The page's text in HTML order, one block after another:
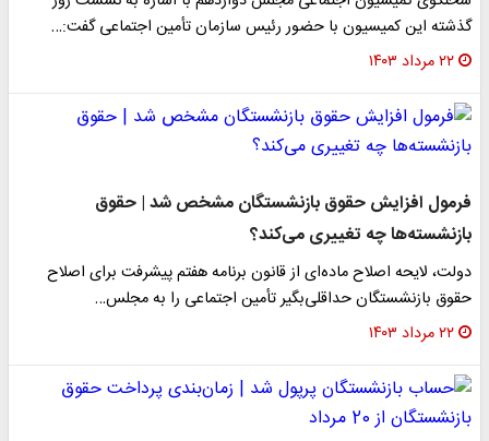
گذشته این کمیسیون با حضور رئیس سازمان تأمین اجتماعی گفت:…
۲۲ مرداد ۱۴۰۳
فرمول افزایش حقوق بازنشستگان مشخص شد | حقوق
بازنشسته‌ها چه تغییری می‌کند؟
دولت، لایحه اصلاح ماده‌ای از قانون برنامه هفتم پیشرفت برای اصلاح
حقوق بازنشستگان حداقلی‌بگیر تأمین اجتماعی را به مجلس…
۲۲ مرداد ۱۴۰۳